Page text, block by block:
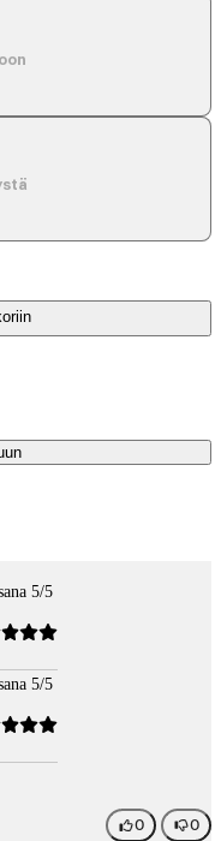
5/5
5/5
0 0